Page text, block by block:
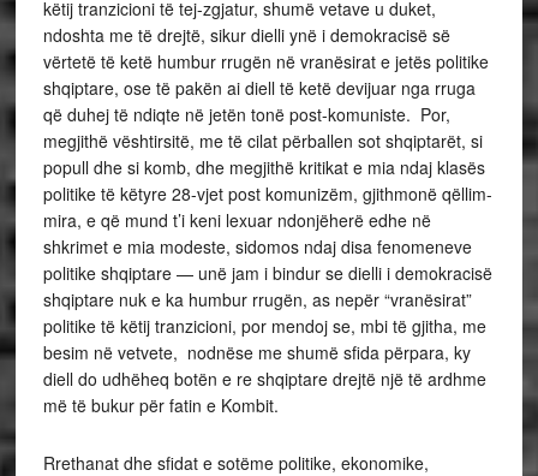
këtij tranzicioni të tej-zgjatur, shumë vetave u duket,
ndoshta me të drejtë, sikur dielli ynë i demokracisë së
vërtetë të ketë humbur rrugën në vranësirat e jetës politike
shqiptare, ose të pakën ai diell të ketë devijuar nga rruga
që duhej të ndiqte në jetën tonë post-komuniste. Por,
megjithë vështirsitë, me të cilat përballen sot shqiptarët, si
popull dhe si komb, dhe megjithë kritikat e mia ndaj klasës
politike të këtyre 28-vjet post komunizëm, gjithmonë qëllim-
mira, e që mund t’i keni lexuar ndonjëherë edhe në
shkrimet e mia modeste, sidomos ndaj disa fenomeneve
politike shqiptare — unë jam i bindur se dielli i demokracisë
shqiptare nuk e ka humbur rrugën, as nepër “vranësirat”
politike të këtij tranzicioni, por mendoj se, mbi të gjitha, me
besim në vetvete, nodnëse me shumë sfida përpara, ky
diell do udhëheq botën e re shqiptare drejtë një të ardhme
më të bukur për fatin e Kombit.
Rrethanat dhe sfidat e sotëme politike, ekonomike,